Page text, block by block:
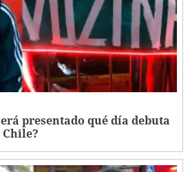
presentado qué día debuta
Chile?